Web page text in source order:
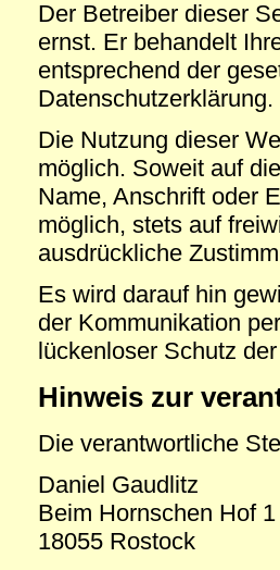
Der Betreiber dieser
ernst. Er behandelt
entsprechend der
Datenschutzerklärung.
Die Nutzung dieser
möglich. Soweit auf
Name, Anschrift oder
möglich, stets auf
ausdrückliche
Es wird darauf hin
der Kommunikation
lückenloser Schutz
Hinweis zur
Die verantwortliche
Daniel Gaudlitz
Beim Hornschen Hof1
18055 Rostock